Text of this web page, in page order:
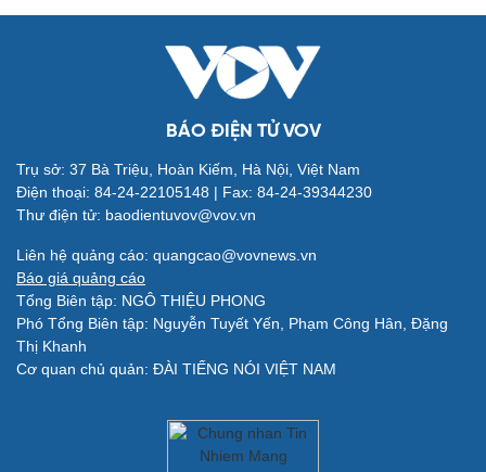
Quân sự - Quốc phòng
Vũ khí
Việt Nam
Phân tích
BÁO ĐIỆN TỬ VOV
Trụ sở: 37 Bà Triệu, Hoàn Kiếm, Hà Nội, Việt Nam
Điện thoại: 84-24-22105148 | Fax: 84-24-39344230
Thư điện tử: baodientuvov@vov.vn
Liên hệ quảng cáo: quangcao@vovnews.vn
Báo giá quảng cáo
Tổng Biên tập: NGÔ THIỆU PHONG
Phó Tổng Biên tập: Nguyễn Tuyết Yến, Phạm Công Hân, Đặng
Thị Khanh
Cơ quan chủ quản: ĐÀI TIẾNG NÓI VIỆT NAM